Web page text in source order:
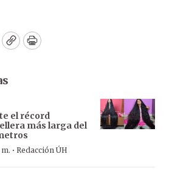
CopyPrint
el récord
más larga del
· Redacción ÚH